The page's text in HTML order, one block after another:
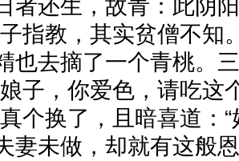
者还生，故青：此阴
指教，其实贫僧不知
也去摘了一个青桃。
子，你爱色，请吃这
个换了，且暗喜道：
妻未做，却就有这般